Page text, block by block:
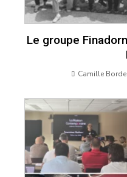
Le groupe
Camille